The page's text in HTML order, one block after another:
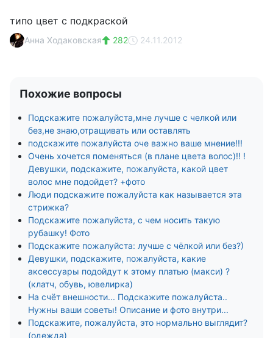
типо цвет с подкраской
Анна Ходаковская 282 24.11.2012
Похожие вопросы
Подскажите пожалуйста,мне лучше с челкой или
без,не знаю,отращивать или оставлять
подскажите пожалуйста оче важно ваше мнение!!!
Очень хочется поменяться (в плане цвета волос)!! !
Девушки, подскажите, пожалуйста, какой цвет
волос мне подойдет? +фото
Люди подскажите пожалуйста как называется эта
стрижка?
Подскажите пожалуйста, с чем носить такую
рубашку! Фото
Подскажите пожалуйста: лучше с чёлкой или без?)
Девушки, подскажите, пожалуйста, какие
аксессуары подойдут к этому платью (макси) ?
(клатч, обувь, ювелирка)
На счёт внешности... Подскажите пожалуйста..
Нужны ваши советы! Описание и фото внутри...
Подскажите, пожалуйста, это нормально выглядит?
(одежда)